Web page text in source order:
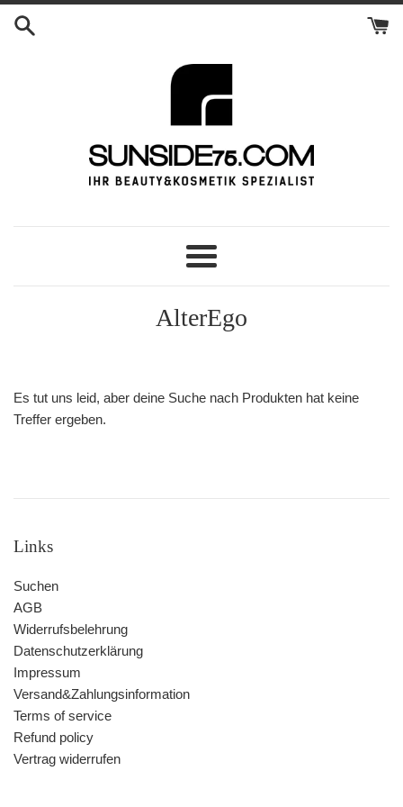
Direkt
zum
Menü
AlterEgo
Es tut uns leid, aber deine Suche nach Produkten hat keine
Treffer ergeben.
Links
Suchen
AGB
Widerrufsbelehrung
Datenschutzerklärung
Impressum
Versand&Zahlungsinformation
Terms of service
Refund policy
Vertrag widerrufen